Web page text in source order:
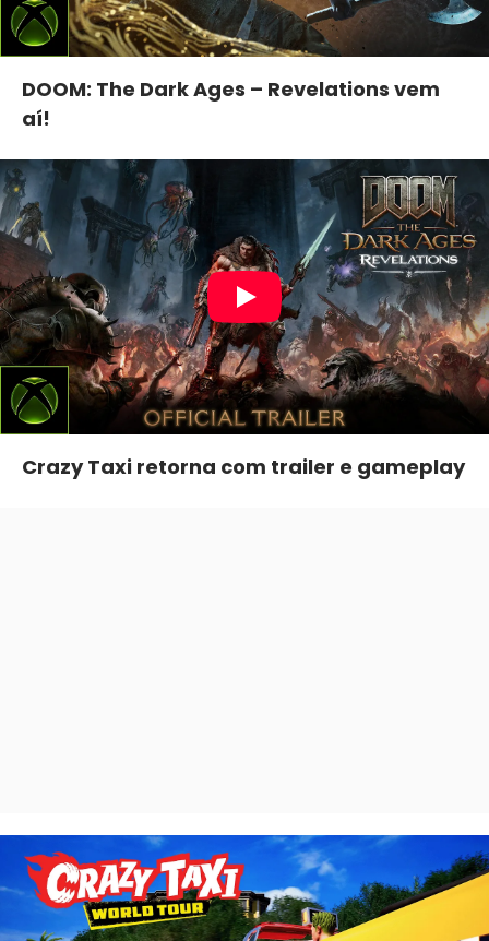
DOOM: The Dark Ages – Revelations vem
aí!
Crazy Taxi retorna com trailer e gameplay